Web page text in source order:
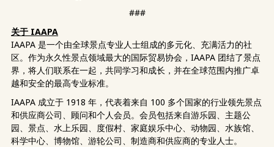
###
关于 IAAPA
IAAPA 是一个由全球景点专业人士组成的多元化、充满活力的社
区。作为永久性景点领域最大的国际贸易协会，IAAPA 团结了景点
界，将人们联系在一起，共同学习和成长，并在全球范围内推广卓
越和安全的最高专业标准。
IAAPA 成立于 1918 年，代表着来自 100 多个国家的行业领先景点
和供应商公司、顾问和个人会员。会员包括来自游乐园、主题公
园、景点、水上乐园、度假村、家庭娱乐中心、动物园、水族馆、
科学中心、博物馆、游轮公司、制造商和供应商的专业人士。